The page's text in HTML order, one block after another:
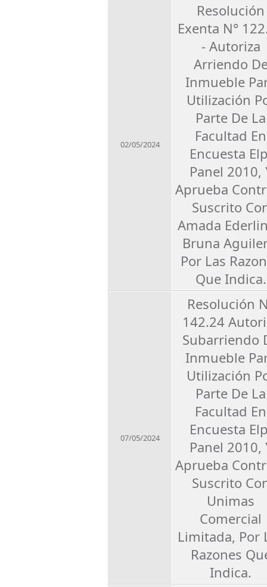
02/05/2024
Resolución
Exenta N°
- Autoriza
Arriendo
Inmueble
Utilización
Parte De La
Facultad En
Encuesta
Panel 2010,
Aprueba
Suscrito
Amada
Bruna
Por Las
Que Indica.
07/05/2024
Resolución
142.24
Subarriendo
Inmueble
Utilización
Parte De La
Facultad En
Encuesta
Panel 2010,
Aprueba
Suscrito
Unimas
Comercial
Limitada, Por
Razones
Indica.